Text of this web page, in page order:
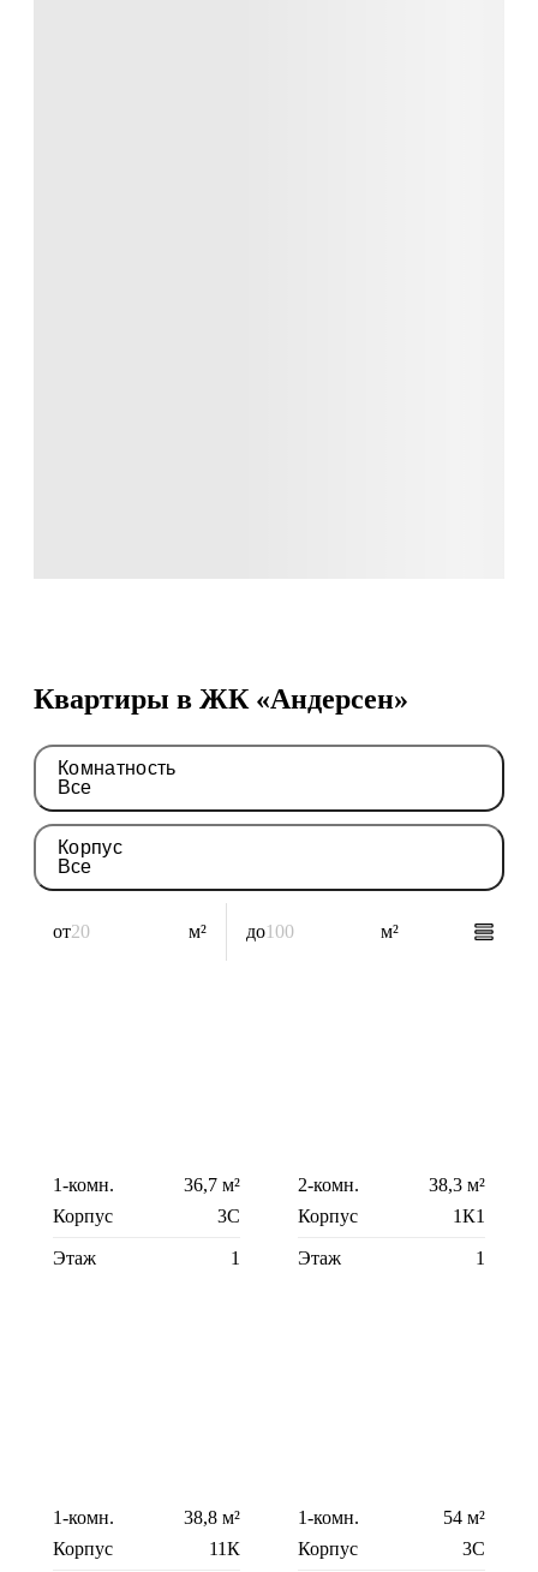
Квартиры в ЖК «Андерсен»
Комнатность
Все
Корпус
Все
от м² до м²
1-комн.
36,7 м²
Корпус
3С
Этаж 1
2-комн.
38,3 м²
Корпус
1К1
Этаж 1
1-комн.
38,8 м²
Корпус
11К
1-комн.
54 м²
Корпус
3С